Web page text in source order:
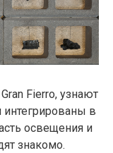
Fierro, узнают
в
освещения и
знакомо.